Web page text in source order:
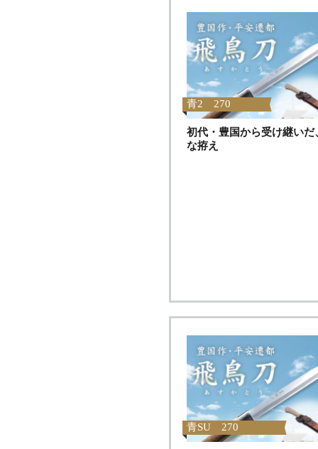
青2 270
初代・豊国から受け継いだ
な拵え
青SU 270